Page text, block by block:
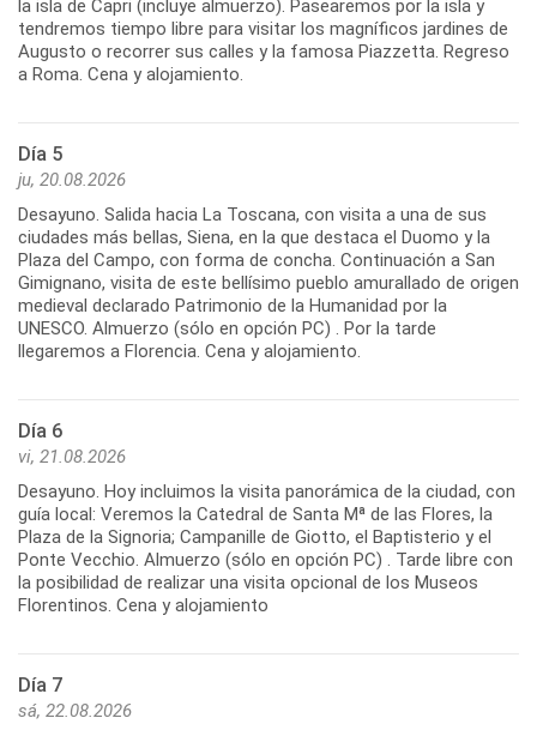
la isla de Capri (incluye almuerzo). Pasearemos por la isla y
tendremos tiempo libre para visitar los magníficos jardines de
Augusto o recorrer sus calles y la famosa Piazzetta. Regreso
a Roma. Cena y alojamiento.
Día 5
ju, 20.08.2026
Desayuno. Salida hacia La Toscana, con visita a una de sus
ciudades más bellas, Siena, en la que destaca el Duomo y la
Plaza del Campo, con forma de concha. Continuación a San
Gimignano, visita de este bellísimo pueblo amurallado de origen
medieval declarado Patrimonio de la Humanidad por la
UNESCO. Almuerzo (sólo en opción PC) . Por la tarde
llegaremos a Florencia. Cena y alojamiento.
Día 6
vi, 21.08.2026
Desayuno. Hoy incluimos la visita panorámica de la ciudad, con
guía local: Veremos la Catedral de Santa Mª de las Flores, la
Plaza de la Signoria; Campanille de Giotto, el Baptisterio y el
Ponte Vecchio. Almuerzo (sólo en opción PC) . Tarde libre con
la posibilidad de realizar una visita opcional de los Museos
Florentinos. Cena y alojamiento
Día 7
sá, 22.08.2026